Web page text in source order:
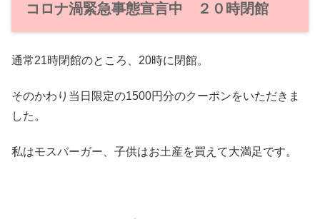
コロナ渦緊急事態宣言中 ２０時閉館
通常21時閉館のところ、20時に閉館。
そのかわり当日限定の1500円分のクーポンをいただきま
した。
私はモスバーガー、子供はお土産を買えて大満足です。